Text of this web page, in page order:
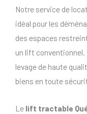
Notre service de
idéal pour les
des espaces
un lift conventionnel.
levage de haute
biens en toute
Le lift tractable